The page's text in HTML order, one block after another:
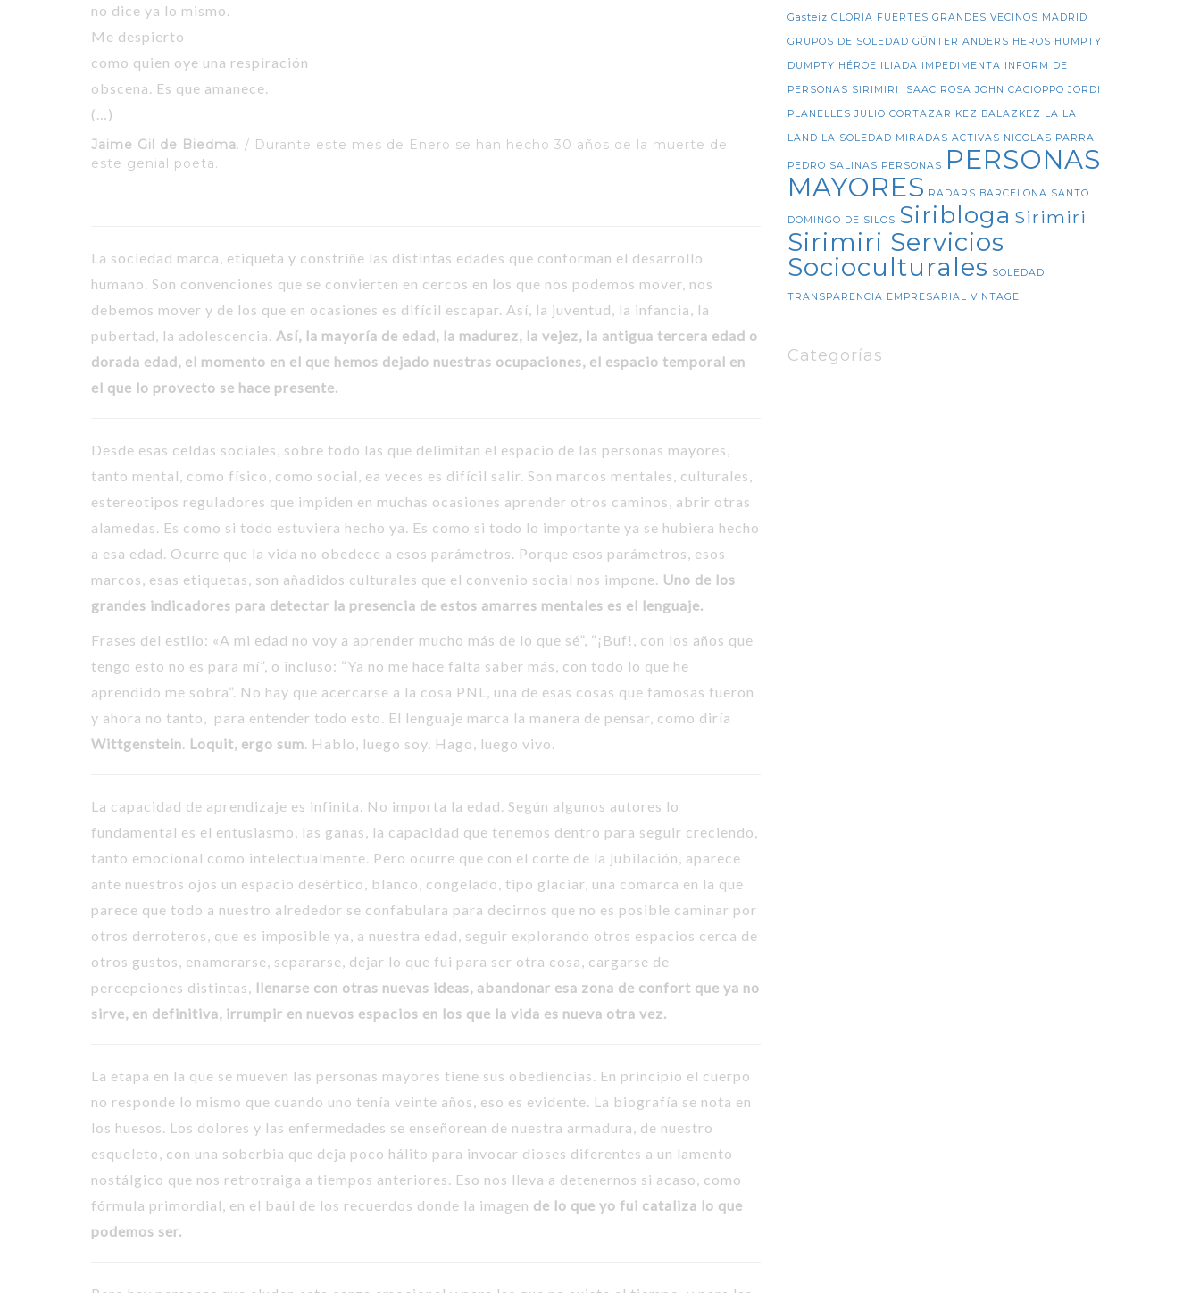
no dice ya lo mismo.
Me despierto
como quien oye una respiración
obscena. Es que amanece.
(…)
Jaime Gil de Biedma. / Durante este mes de Enero se han hecho 30 años de la muerte de
este genial poeta.
La sociedad marca, etiqueta y constriñe las distintas edades que conforman el desarrollo
humano. Son convenciones que se convierten en cercos en los que nos podemos mover, nos
debemos mover y de los que en ocasiones es difícil escapar. Así, la juventud, la infancia, la
pubertad, la adolescencia. Así, la mayoría de edad, la madurez, la vejez, la antigua tercera edad o
dorada edad, el momento en el que hemos dejado nuestras ocupaciones, el espacio temporal en
el que lo provecto se hace presente.
Desde esas celdas sociales, sobre todo las que delimitan el espacio de las personas mayores,
tanto mental, como físico, como social, ea veces es difícil salir. Son marcos mentales, culturales,
estereotipos reguladores que impiden en muchas ocasiones aprender otros caminos, abrir otras
alamedas. Es como si todo estuviera hecho ya. Es como si todo lo importante ya se hubiera hecho
a esa edad. Ocurre que la vida no obedece a esos parámetros. Porque esos parámetros, esos
marcos, esas etiquetas, son añadidos culturales que el convenio social nos impone. Uno de los
grandes indicadores para detectar la presencia de estos amarres mentales es el lenguaje.
Frases del estilo: «A mi edad no voy a aprender mucho más de lo que sé”, “¡Buf!, con los años que
tengo esto no es para mí”, o incluso: “Ya no me hace falta saber más, con todo lo que he
aprendido me sobra”. No hay que acercarse a la cosa PNL, una de esas cosas que famosas fueron
y ahora no tanto, para entender todo esto. El lenguaje marca la manera de pensar, como diría
Wittgenstein. Loquit, ergo sum. Hablo, luego soy. Hago, luego vivo.
La capacidad de aprendizaje es infinita. No importa la edad. Según algunos autores lo
fundamental es el entusiasmo, las ganas, la capacidad que tenemos dentro para seguir creciendo,
tanto emocional como intelectualmente. Pero ocurre que con el corte de la jubilación, aparece
ante nuestros ojos un espacio desértico, blanco, congelado, tipo glaciar, una comarca en la que
parece que todo a nuestro alrededor se confabulara para decirnos que no es posible caminar por
otros derroteros, que es imposible ya, a nuestra edad, seguir explorando otros espacios cerca de
otros gustos, enamorarse, separarse, dejar lo que fui para ser otra cosa, cargarse de
percepciones distintas, llenarse con otras nuevas ideas, abandonar esa zona de confort que ya no
sirve, en definitiva, irrumpir en nuevos espacios en los que la vida es nueva otra vez.
La etapa en la que se mueven las personas mayores tiene sus obediencias. En principio el cuerpo
no responde lo mismo que cuando uno tenía veinte años, eso es evidente. La biografía se nota en
los huesos. Los dolores y las enfermedades se enseñorean de nuestra armadura, de nuestro
esqueleto, con una soberbia que deja poco hálito para invocar dioses diferentes a un lamento
nostálgico que nos retrotraiga a tiempos anteriores. Eso nos lleva a detenernos si acaso, como
fórmula primordial, en el baúl de los recuerdos donde la imagen de lo que yo fui cataliza lo que
podemos ser.
Gasteiz GLORIA FUERTES GRANDES VECINOS MADRID
GRUPOS DE SOLEDAD GÜNTER ANDERS HEROS HUMPTY
DUMPTY HÉROE ILIADA IMPEDIMENTA INFORM DE
PERSONAS SIRIMIRI ISAAC ROSA JOHN CACIOPPO JORDI
PLANELLES JULIO CORTAZAR KEZ BALAZKEZ LA LA
LAND LA SOLEDAD MIRADAS ACTIVAS NICOLAS PARRA
PEDRO SALINAS PERSONAS
PERSONAS
MAYORES RADARS BARCELONA SANTO
DOMINGO DE SILOS Siribloga Sirimiri
Sirimiri Servicios
Socioculturales SOLEDAD
TRANSPARENCIA EMPRESARIAL VINTAGE
Categorías